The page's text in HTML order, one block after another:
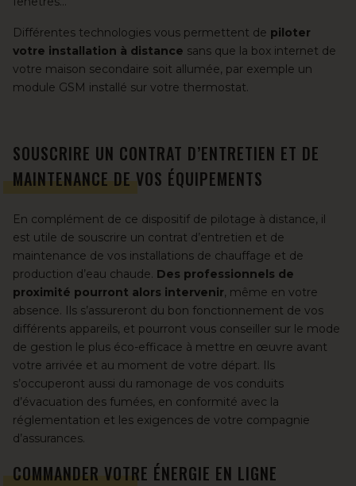
Différentes technologies vous permettent de piloter
votre installation à distance sans que la box internet de
votre maison secondaire soit allumée, par exemple un
module GSM installé sur votre thermostat.
SOUSCRIRE UN CONTRAT D’ENTRETIEN ET DE
MAINTENANCE DE VOS ÉQUIPEMENTS
En complément de ce dispositif de pilotage à distance, il
est utile de souscrire un contrat d’entretien et de
maintenance de vos installations de chauffage et de
production d’eau chaude. Des professionnels de
proximité pourront alors intervenir, même en votre
absence. Ils s’assureront du bon fonctionnement de vos
différents appareils, et pourront vous conseiller sur le mode
de gestion le plus éco-efficace à mettre en œuvre avant
votre arrivée et au moment de votre départ. Ils
s’occuperont aussi du ramonage de vos conduits
d’évacuation des fumées, en conformité avec la
réglementation et les exigences de votre compagnie
d’assurances.
COMMANDER VOTRE ÉNERGIE EN LIGNE